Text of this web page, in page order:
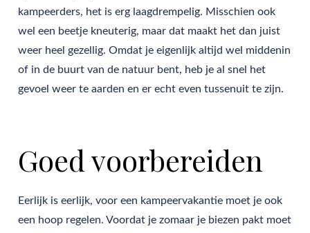
kampeerders, het is erg laagdrempelig. Misschien ook
wel een beetje kneuterig, maar dat maakt het dan juist
weer heel gezellig. Omdat je eigenlijk altijd wel middenin
of in de buurt van de natuur bent, heb je al snel het
gevoel weer te aarden en er echt even tussenuit te zijn.
Goed voorbereiden
Eerlijk is eerlijk, voor een kampeervakantie moet je ook
een hoop regelen. Voordat je zomaar je biezen pakt moet